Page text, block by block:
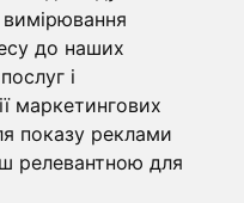
до наших
і
маркетингових
показу реклами
релевантною для